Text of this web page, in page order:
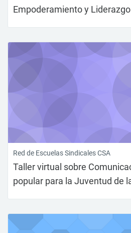
Empoderamiento y
Red de Escuelas Sindicales CSA
Taller virtual sobre
popular para la Juventud de